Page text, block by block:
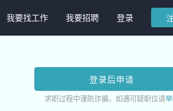
我要找工作 我要招聘 登录
登录后申请
求职过程中谨防诈骗，如遇可疑职位请